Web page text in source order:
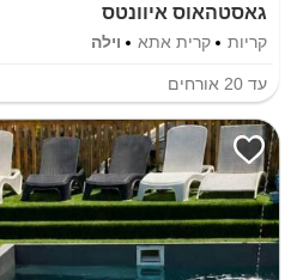
גאסטהאוס איוונטס
קריות קרית אתא וילה
עד 20 אורחים